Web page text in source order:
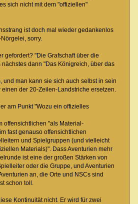
sich nicht mit dem "offiziellen"
ist doch mal wieder gedankenlos
sorry.
gefordert? "Die Grafschaft über die
dann "Das Königreich, über das
und man kann sie sich auch selbst in sein
der 20-Zeilen-Landstriche ersetzen.
am Punkt "Wozu ein offizielles
offensichtlichen "als Material-
fast genauso offensichtlichen
und Spielgruppen (und vielleicht
Materials)". Dass Aventurien mehr
ist eine der großen Stärken von
oder die Gruppe, und Aventurien
an, die Orte und NSCs sind
schon toll.
Kontinuität nicht. Er wird für zwei